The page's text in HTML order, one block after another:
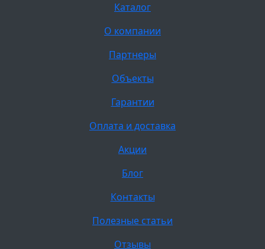
Каталог
О компании
Партнеры
Объекты
Гарантии
Оплата и доставка
Акции
Блог
Контакты
Полезные статьи
Отзывы